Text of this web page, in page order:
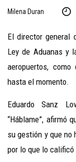
Milena Duran
El director general
Ley de Aduanas y
aeropuertos,
hasta el momento.
Eduardo Sanz
“Háblame”, afirmó
su gestión y que no
por lo que lo